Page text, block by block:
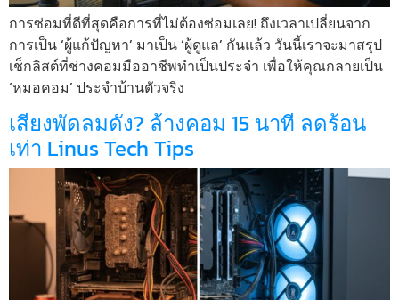
การซ่อมที่ดีที่สุดคือการที่ไม่ต้องซ่อมเลย! ถึงเวลาเปลี่ยนจาก
การเป็น ‘ผู้แก้ปัญหา’ มาเป็น ‘ผู้ดูแล’ กันแล้ว วันนี้เราจะมาสรุป
เช็กลิสต์ที่ช่างคอมมืออาชีพทำเป็นประจำ เพื่อให้คุณกลายเป็น
‘หมอคอม’ ประจำบ้านตัวจริง
เสียงพัดลมดัง? ล้างคอม 15 นาที ลดร้อน
เท่า Linus Tech Tips